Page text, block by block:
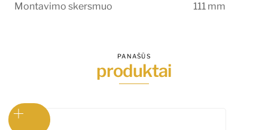
Montavimo skersmuo
111 mm
PANAŠŪS
produktai